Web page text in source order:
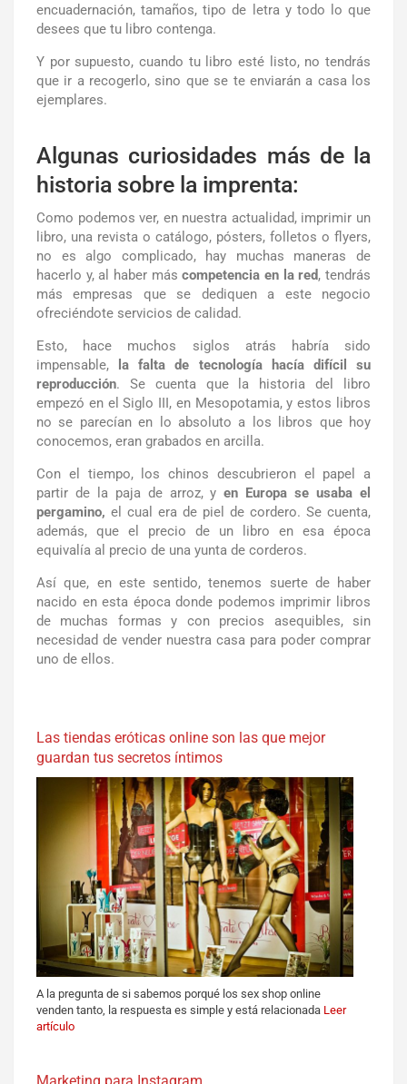
encuadernación, tamaños, tipo de letra y todo lo que
desees que tu libro contenga.
Y por supuesto, cuando tu libro esté listo, no tendrás
que ir a recogerlo, sino que se te enviarán a casa los
ejemplares.
Algunas curiosidades más de la
historia sobre la imprenta:
Como podemos ver, en nuestra actualidad, imprimir un
libro, una revista o catálogo, pósters, folletos o flyers,
no es algo complicado, hay muchas maneras de
hacerlo y, al haber máscompetencia en la red, tendrás
más empresas que se dediquen a este negocio
ofreciéndote servicios de calidad.
Esto, hace muchos siglos atrás habría sido
impensable,
la falta de tecnología hacía difícil su
reproducción. Se cuenta que la historia del libro
empezó en el Siglo III, en Mesopotamia, y estos libros
no se parecían en lo absoluto a los libros que hoy
conocemos, eran grabados en arcilla.
Con el tiempo, los chinos descubrieron el papel a
partir de la paja de arroz, yen Europa se usaba el
pergamino, el cual era de piel de cordero. Se cuenta,
además, que el precio de un libro en esa época
equivalía al precio de una yunta de corderos.
Así que, en este sentido, tenemos suerte de haber
nacido en esta época donde podemos imprimir libros
de muchas formas y con precios asequibles, sin
necesidad de vender nuestra casa para poder comprar
uno de ellos.
Las tiendas eróticas online son las que mejor
guardan tus secretos íntimos
A la pregunta de si sabemos porqué los sex shop online
venden tanto, la respuesta es simple y está relacionada Leer
artículo